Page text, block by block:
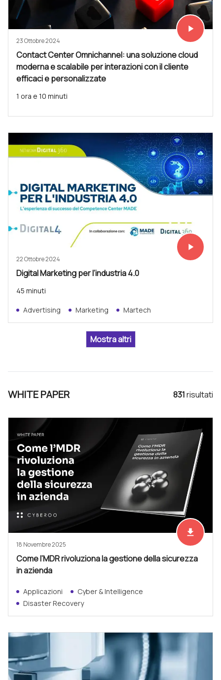
Vedi subito
play_arrow
23 Ottobre 2024
Contact Center Omnichannel: una soluzione cloud
moderna e scalabile per interazioni con il cliente
efficaci e personalizzate
1 ora e 10 minuti
Vedi subito
play_arrow
22 Ottobre 2024
Digital Marketing per l’industria 4.0
45 minuti
Advertising Marketing Martech
WHITE PAPER 831risultati
Scarica
file_download
18 Novembre 2025
Come l’MDR rivoluziona la gestione della sicurezza
in azienda
Applicazioni
Cyber & Intelligence
Disaster Recovery